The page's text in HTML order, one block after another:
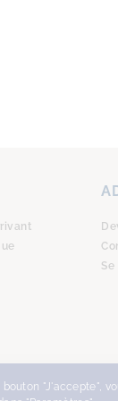
-MENTIONS LÉGALES
"J'accepte",